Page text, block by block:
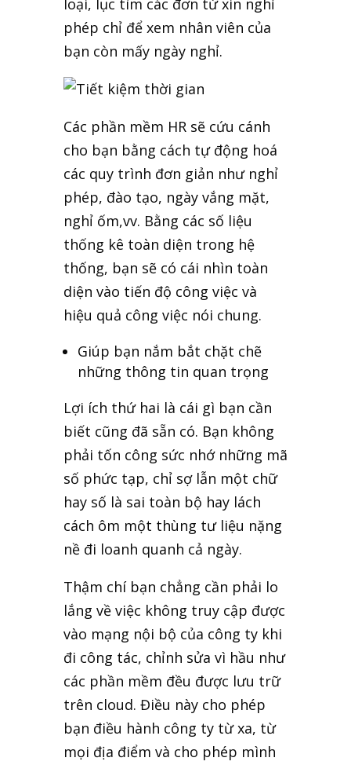
loại, lục tìm các đơn từ xin nghỉ
phép chỉ để xem nhân viên của
bạn còn mấy ngày nghỉ.
Các phần mềm HR sẽ cứu cánh
cho bạn bằng cách tự động hoá
các quy trình đơn giản như nghỉ
phép, đào tạo, ngày vắng mặt,
nghỉ ốm,vv. Bằng các số liệu
thống kê toàn diện trong hệ
thống, bạn sẽ có cái nhìn toàn
diện vào tiến độ công việc và
hiệu quả công việc nói chung.
Giúp bạn nắm bắt chặt chẽ
những thông tin quan trọng
Lợi ích thứ hai là cái gì bạn cần
biết cũng đã sẵn có. Bạn không
phải tốn công sức nhớ những mã
số phức tạp, chỉ sợ lẫn một chữ
hay số là sai toàn bộ hay lách
cách ôm một thùng tư liệu nặng
nề đi loanh quanh cả ngày.
Thậm chí bạn chẳng cần phải lo
lắng về việc không truy cập được
vào mạng nội bộ của công ty khi
đi công tác, chỉnh sửa vì hầu như
các phần mềm đều được lưu trữ
trên cloud. Điều này cho phép
bạn điều hành công ty từ xa, từ
mọi địa điểm và cho phép mình